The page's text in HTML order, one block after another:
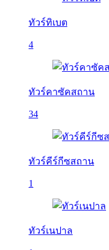
ทัวร์ทิเบต
4
ทัวร์คาซัคสถาน
34
ทัวร์คีร์กีซสถาน
1
ทัวร์เนปาล